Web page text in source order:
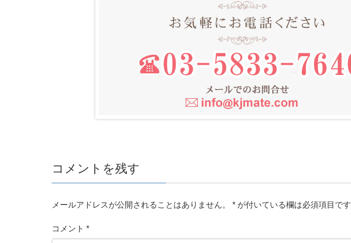
コメントを残す
メールアドレスが公開されることはありません。 * が付いている欄は必須項目です
コメント *